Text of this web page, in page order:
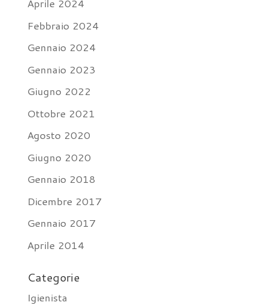
Aprile 2024
Febbraio 2024
Gennaio 2024
Gennaio 2023
Giugno 2022
Ottobre 2021
Agosto 2020
Giugno 2020
Gennaio 2018
Dicembre 2017
Gennaio 2017
Aprile 2014
Categorie
Igienista